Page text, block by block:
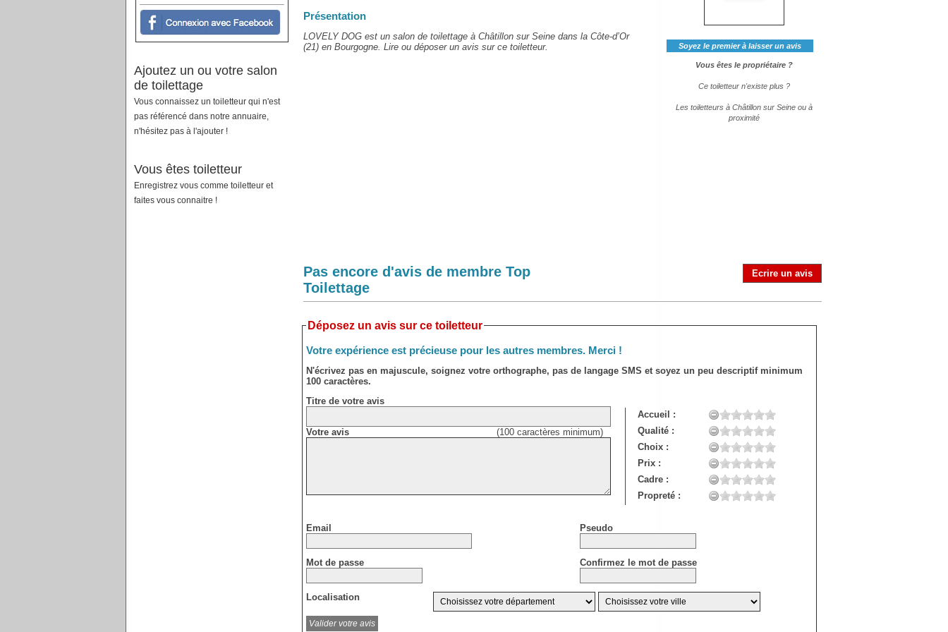
Présentation
LOVELY DOG est un salon de toilettage à Châtillon sur Seine dans la Côte-d’Or
(21) en Bourgogne. Lire ou déposer un avis sur ce toiletteur.
Soyez le premier à laisser un avis
Vous êtes le propriétaire ?
Ce toiletteur n'existe plus ?
Les toiletteurs à Châtillon sur Seine ou à
proximité
Pas encore d'avis de membre Top
Toilettage
Ecrire un avis
Déposez un avis sur ce toiletteur
Votre expérience est précieuse pour les autres membres. Merci !
N'écrivez pas en majuscule, soignez votre orthographe, pas de langage SMS et soyez un peu descriptif minimum
100 caractères.
Titre de votre avis
Votre avis (100 caractères minimum)
Accueil :
Qualité :
Choix :
Prix :
Cadre :
Propreté :
Email Pseudo
Mot de passe Confirmez le mot de passe
Localisation
Ajoutez un ou votre salon
de toilettage
Vous connaissez un toiletteur qui n'est
pas référencé dans notre annuaire,
n'hésitez pas à l'ajouter !
Vous êtes toiletteur
Enregistrez vous comme toiletteur et
faites vous connaitre !